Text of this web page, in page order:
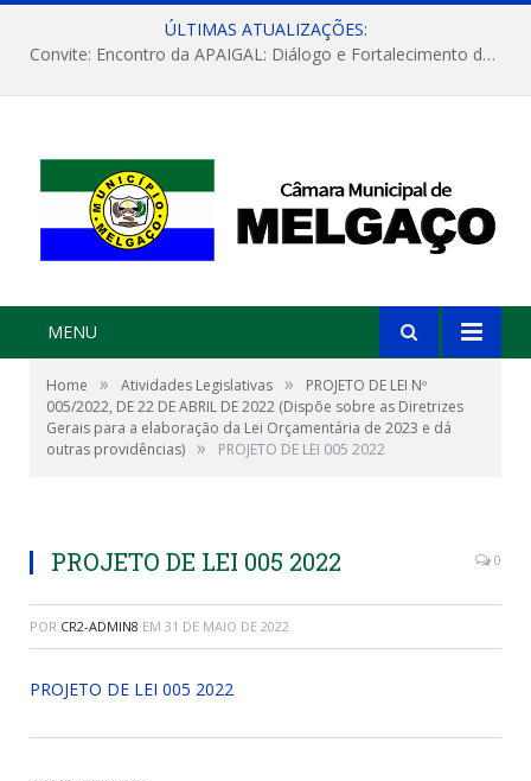
ÚLTIMAS ATUALIZAÇÕES:
Convite: Encontro da APAIGAL: Diálogo e Fortalecimento da Agricultura Familiar
MENU
Home » Atividades Legislativas »
PROJETO DE LEI Nº
005/2022, DE 22 DE ABRIL DE 2022 (Dispõe sobre as Diretrizes
Gerais para a elaboração da Lei Orçamentária de 2023 e dá
outras providências) » PROJETO DE LEI 005 2022
PROJETO DE LEI 005 2022 0
POR CR2-ADMIN8 EM 31 DE MAIO DE 2022
PROJETO DE LEI 005 2022